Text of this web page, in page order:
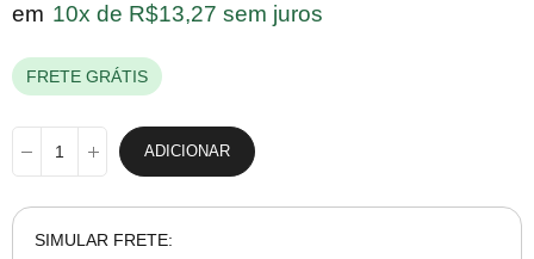
em 10x de R$13,27 sem juros
FRETE GRÁTIS
ADICIONAR
SIMULAR FRETE: